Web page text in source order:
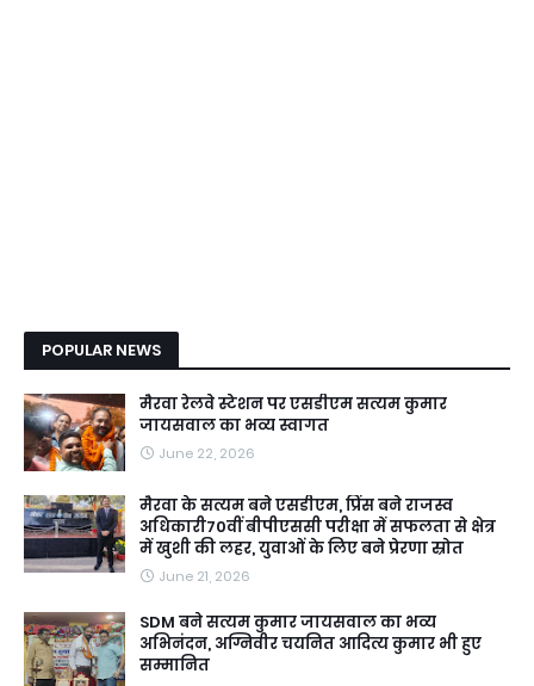
POPULAR NEWS
मैरवा रेलवे स्टेशन पर एसडीएम सत्यम कुमार
जायसवाल का भव्य स्वागत
June 22, 2026
मैरवा के सत्यम बने एसडीएम, प्रिंस बने राजस्व
अधिकारी70वीं बीपीएससी परीक्षा में सफलता से क्षेत्र
में खुशी की लहर, युवाओं के लिए बने प्रेरणा स्रोत
June 21, 2026
SDM बने सत्यम कुमार जायसवाल का भव्य
अभिनंदन, अग्निवीर चयनित आदित्य कुमार भी हुए
सम्मानित